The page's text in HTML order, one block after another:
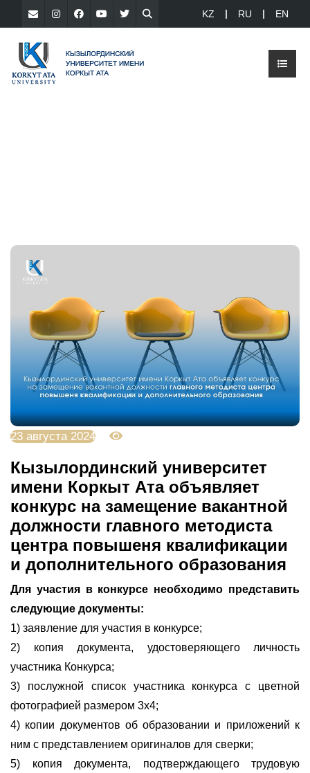
KZ RU EN
23 августа 2024
Кызылординский университет
имени Коркыт Ата объявляет
конкурс на замещение вакантной
должности главного методиста
центра повышеня квалификации
и дополнительного образования
Для участия в конкурсе необходимо представить
следующие документы:
1) заявление для участия в конкурсе;
2) копия документа, удостоверяющего личность
участника Конкурса;
3) послужной список участника конкурса с цветной
фотографией размером 3х4;
4) копии документов об образовании и приложений к
ним с представлением оригиналов для сверки;
5) копия документа, подтверждающего трудовую